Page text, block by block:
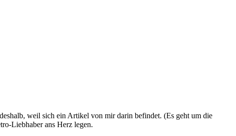
weil sich ein Artikel von mir darin befindet. (Es geht um die
Liebhaber ans Herz legen.